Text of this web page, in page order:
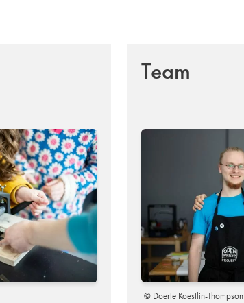
Team
© Doerte Koestlin-Thompson